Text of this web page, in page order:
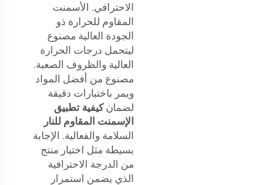
الاحترافي. الأسمنت
المقاوم للحرارة ذو
الجودة العالية مصنوع
ليتحمل درجات الحرارة
العالية والظروف الصعبة.
مصنوع من أفضل المواد
ويمر باختبارات دقيقة
لضمان كيفية تطبيق
الإسمنت المقاوم للنار
السلامة والفعالية. الإجابة
بسيطة مثل اختيار منتج
من الدرجة الاحترافية
الذي يضمن استمرار